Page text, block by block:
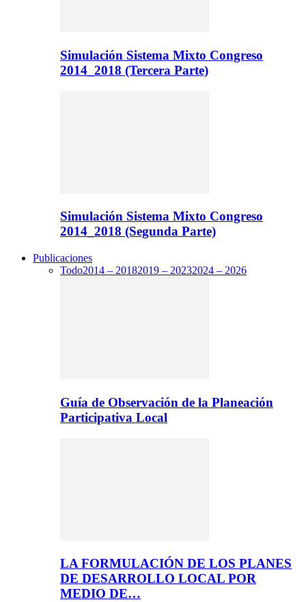
Simulación Sistema Mixto Congreso
2014_2018 (Tercera Parte)
Simulación Sistema Mixto Congreso
2014_2018 (Segunda Parte)
Publicaciones
Todo2014 – 20182019 – 20232024 – 2026
Guía de Observación de la Planeación
Participativa Local
LA FORMULACIÓN DE LOS PLANES
DE DESARROLLO LOCAL POR
MEDIO DE…